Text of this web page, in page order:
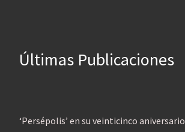
Últimas Publicaciones
‘Persépolis’ en su veinticinco aniversario